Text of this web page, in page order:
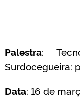
Palestra:
Surdocegueira:
Data: 16 de